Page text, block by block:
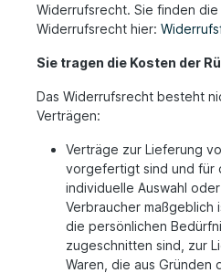
Widerrufsrecht. Sie finden die
Widerrufsrecht hier:
Sie tragen die Kosten der
Das Widerrufsrecht besteht
Verträgen:
Verträge zur Lieferung
vorgefertigt sind und für
individuelle Auswahl
Verbraucher
die persönlichen
zugeschnitten sind, zur
Waren, die aus Gründen